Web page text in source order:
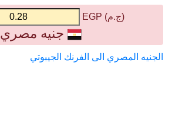
(ج.م) EGP
جنيه مصري
الجنيه المصري الى الفرنك الجيبوتي